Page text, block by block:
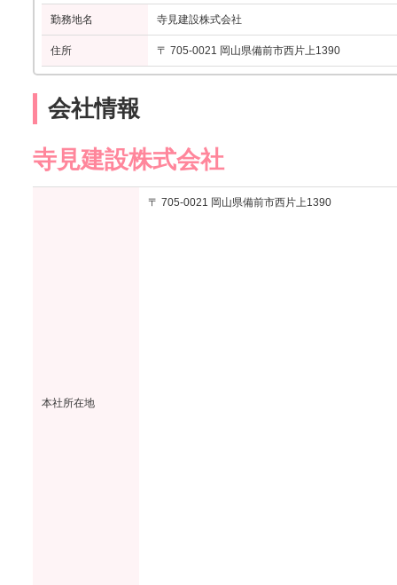
勤務地名 寺見建設株式会社
住所 〒 705-0021 岡山県備前市西片上1390
会社情報
寺見建設株式会社
本社所在地
〒 705-0021 岡山県備前市西片上1390